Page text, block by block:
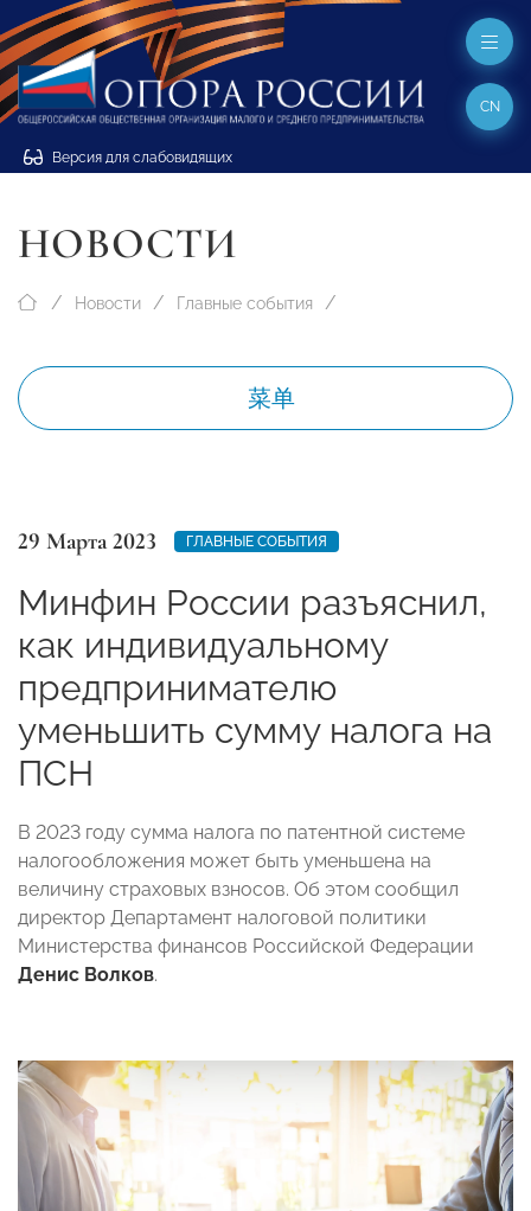
Версия для слабовидящих
CN
НОВОСТИ
Новости Главные события
菜单
29 Марта 2023 ГЛАВНЫЕ СОБЫТИЯ
Минфин России разъяснил,
как индивидуальному
предпринимателю
уменьшить сумму налога на
ПСН
В 2023 году сумма налога по патентной системе
налогообложения может быть уменьшена на
величину страховых взносов. Об этом сообщил
директор Департамент налоговой политики
Министерства финансов Российской Федерации
Денис Волков.